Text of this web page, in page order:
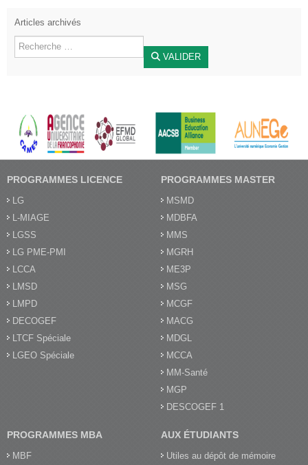
Articles archivés
VALIDER
PROGRAMMES LICENCE
LG
L-MIAGE
LGSS
LG PME-PMI
LCCA
LMSD
LMPD
DECOGEF
LTCF Spéciale
LGEO Spéciale
PROGRAMMES MASTER
MSMD
MDBFA
MMS
MGRH
ME3P
MSG
MCGF
MACG
MDGL
MCCA
MM-Santé
MGP
DESCOGEF 1
PROGRAMMES MBA
MBF
AUX ÉTUDIANTS
Utiles au dépôt de mémoire